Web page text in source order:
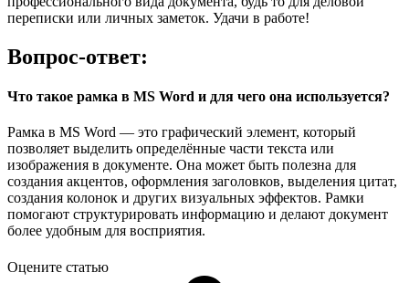
переписки или личных заметок. Удачи в работе!
Вопрос-ответ:
Что такое рамка в MS Word и для чего она используется?
Рамка в MS Word — это графический элемент, который
позволяет выделить определённые части текста или
изображения в документе. Она может быть полезна для
создания акцентов, оформления заголовков, выделения цитат,
создания колонок и других визуальных эффектов. Рамки
помогают структурировать информацию и делают документ
более удобным для восприятия.
Оцените статью